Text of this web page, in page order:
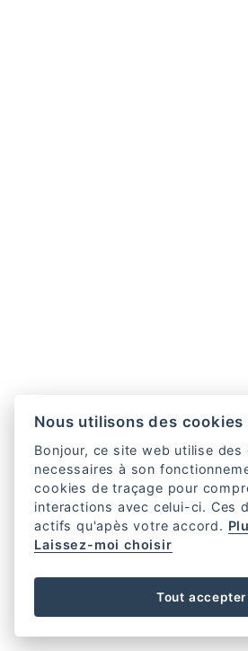
Nous utilisons des cookies
Bonjour, ce site web utilise des
necessaires à son
cookies de traçage pour
interactions avec celui-ci. Ces
actifs qu'apès votre accord.
Laissez-moi choisir
Tout accepter